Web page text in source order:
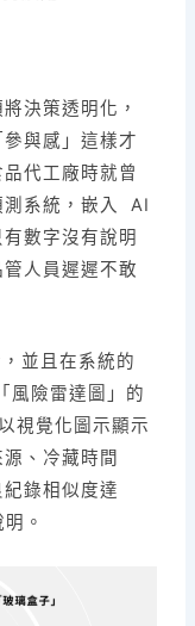
決策透明化，
與感」這樣才
代工廠時就曾
測系統，嵌入 AI
數字沒有說明
管人員遲遲不敢
並且在系統的
風險雷達圖」的
視覺化圖示顯示
、冷藏時間
錄相似度達
。